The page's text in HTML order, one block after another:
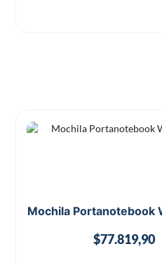
Mochila Portanotebook
$77.819,90